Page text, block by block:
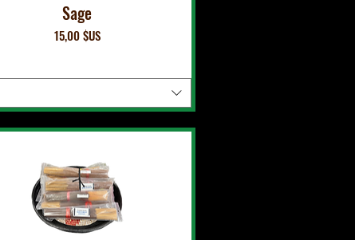
Sage
Prix
15,00 $US